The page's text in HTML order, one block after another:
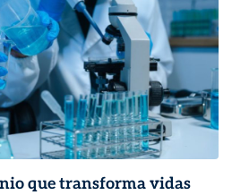
que transforma vidas